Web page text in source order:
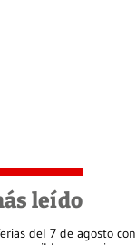
leído
del 7 de agosto con